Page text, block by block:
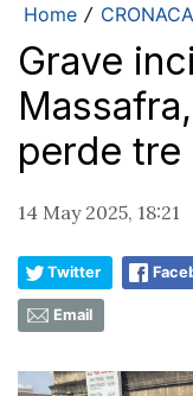
Home / CRONACA
Grave
perde tre
14 May 2025, 18:21
Twitter
Email